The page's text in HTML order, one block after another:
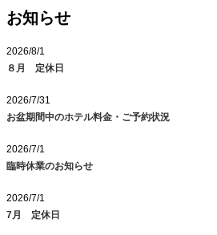
お知らせ
2026/8/1
８月 定休日
2026/7/31
お盆期間中のホテル料金・ご予約状況
2026/7/1
臨時休業のお知らせ
2026/7/1
7月 定休日